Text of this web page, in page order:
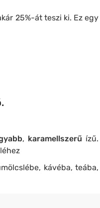
25%-át teszi ki. Ez egy
, karamellszerű ízű.
kávéba, teába,